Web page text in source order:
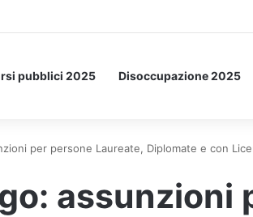
Letto: ecco l’esperimento spaziale.
pubblici 2025 Disoccupazione 2025
per persone Laureate, Diplomate e con
assunzioni